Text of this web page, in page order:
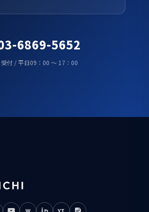
6869-5652
受付 / 平日09：00 ～ 17：00
W YT